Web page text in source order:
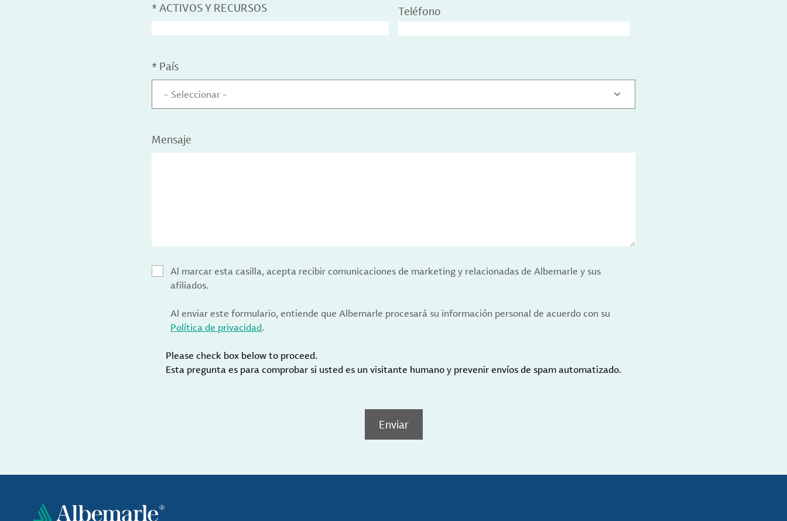
*ACTIVOS Y RECURSOS Teléfono
* País
- Seleccionar -
Mensaje
Al marcar esta casilla, acepta recibir comunicaciones de marketing y relacionadas de Albemarle y sus
afiliados.
Al enviar este formulario, entiende que Albemarle procesará su información personal de acuerdo con su
Política de privacidad.
Please check box below to proceed.
Esta pregunta es para comprobar si usted es un visitante humano y prevenir envíos de spam automatizado.
Enviar